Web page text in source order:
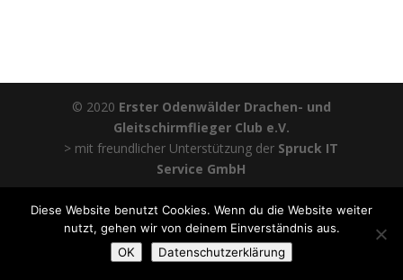
© 2020 Erster Odenwälder Drachen- und
Gleitschirmflieger Club e.V.
> mit freundlicher Unterstützung der Spruck IT
Service GmbH
Diese Website benutzt Cookies. Wenn du die Website weiter
nutzt, gehen wir von deinem Einverständnis aus.
OK
Datenschutzerklärung